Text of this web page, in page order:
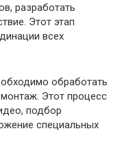
разработать
Этот этап
всех
обработать
Этот процесс
подбор
специальных